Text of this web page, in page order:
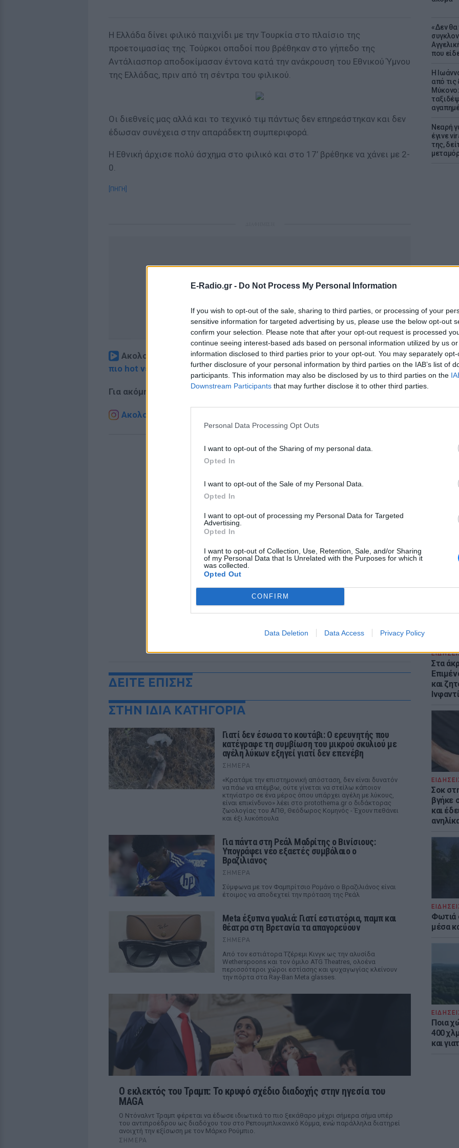
E-Radio.gr - Do Not Process My Personal Information
If you wish to opt-out of the sale, sharing to third parties, or processing of your
sensitive information for targeted advertising by us, please use the below opt-out
confirm your selection. Please note that after your opt-out request is processed
continue seeing interest-based ads based on personal information utilized by us
information disclosed to third parties prior to your opt-out. You may separately
further disclosure of your personal information by third parties on the IAB’s list of
participants. This information may also be disclosed by us to third parties on the
Downstream Participants that may further disclose it to other third parties.
Personal Data Processing Opt Outs
I want to opt-out of the Sharing of my personal data.
Opted In
I want to opt-out of the Sale of my Personal Data.
Opted In
I want to opt-out of processing my Personal Data for Targeted
Advertising.
Opted In
I want to opt-out of Collection, Use, Retention, Sale, and/or Sharing
of my Personal Data that Is Unrelated with the Purposes for which it
was collected.
Opted Out
CONFIRM
Data Deletion Data Access Privacy Policy
«Δεν
που
Η
από τις
Νεαρή
έγινε
της,
Στην
Στα
και
Σοκ
βγήκε
και
Φωτιά
μέσα
Ποια
400
και
Η Ελλάδα δίνει φιλικό παιχνίδι με την Τουρκία στο πλαίσιο της
προετοιμασίας της. Τούρκοι οπαδοί που βρέθηκαν στο γήπεδο της
Αντάλιασπορ αποδοκίμασαν έντονα κατά την ανάκρουση του Εθνικού Ύμνου
της Ελλάδας, πριν από τη σέντρα του φιλικού.
Οι διεθνείς μας αλλά και το τεχνικό τιμ πάντως δεν επηρεάστηκαν και δεν
έδωσαν συνέχεια στην απαράδεκτη συμπεριφορά.
Η Εθνική άρχισε πολύ άσχημα στο φιλικό και στο 17’ βρέθηκε να χάνει με 2-
0.
[ΠΗΓΗ]
Ακολουθήστε το E-Radio.gr στοGoogle News και μάθετε πρώτοι τα
πιο hot νέα
Για ακόμη περισσότερανέα, μπείτε στηνροή ειδήσεωντου E-Daily.gr
Ακολουθήστε το E-Radio.gr και στο Instagram
ΔΕΙΤΕ ΕΠΙΣΗΣ
ΣΤΗΝ ΙΔΙΑ ΚΑΤΗΓΟΡΙΑ
Γιατί δεν έσωσα το κουτάβι: Ο ερευνητής που
κατέγραφε τη συμβίωση του μικρού σκυλιού με
αγέλη λύκων εξηγεί γιατί δεν επενέβη
ΣΉΜΕΡΑ
«Κρατάμε την επιστημονική απόσταση, δεν είναι δυνατόν
να πάω να επέμβω, ούτε γίνεται να στείλω κάποιον
κτηνίατρο σε ένα μέρος όπου υπάρχει αγέλη με λύκους,
είναι επικίνδυνο» λέει στο protothema.gr ο διδάκτορας
ζωολογίας του ΑΠΘ, Θεόδωρος Κομηνός - Έχουν πεθάνει
και έξι λυκόπουλα
Για πάντα στη Ρεάλ Μαδρίτης ο Βινίσιους:
Υπογράφει νέο εξαετές συμβόλαιο ο
Βραζιλιάνος
ΣΉΜΕΡΑ
Σύμφωνα με τον Φαμπρίτσιο Ρομάνο ο Βραζιλιάνος είναι
έτοιμος να αποδεχτεί την πρόταση της Ρεάλ
Meta έξυπνα γυαλιά: Γιατί εστιατόρια, παμπ και
θέατρα στη Βρετανία τα απαγορεύουν
ΣΉΜΕΡΑ
Από τον εστιάτορα Τζέρεμι Κινγκ ως την αλυσίδα
Wetherspoons και τον όμιλο ATG Theatres, ολοένα
περισσότεροι χώροι εστίασης και ψυχαγωγίας κλείνουν
την πόρτα στα Ray-Ban Meta glasses.
Ο εκλεκτός του Τραμπ: Το κρυφό σχέδιο διαδοχής στην ηγεσία του
MAGA
Ο Ντόναλντ Τραμπ φέρεται να έδωσε ιδιωτικά το πιο ξεκάθαρο μέχρι σήμερα σήμα υπέρ
του αντιπροέδρου ως διαδόχου του στο Ρεπουμπλικανικό Κόμμα, ενώ παράλληλα διατηρεί
ανοιχτή την εξίσωση με τον Μάρκο Ρούμπιο.
ΣΉΜΕΡΑ